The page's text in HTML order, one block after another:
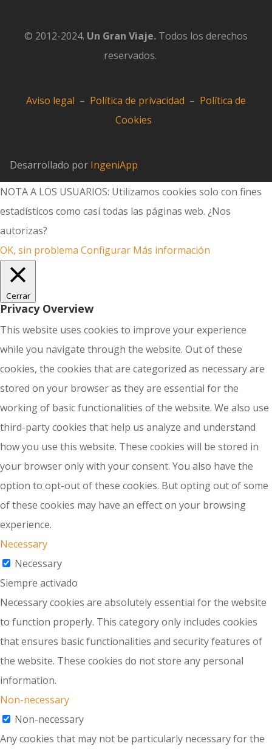
© 2012-2024. Un Gran Viaje. Todos los derechos
reservados.
Aviso legal – Política de privacidad – Política de
Cookies
Desarrollado por IngeniApp
NOTA A LOS USUARIOS: Utilizamos cookies solo con fines
estadísticos como casi todas las páginas web. ¿Nos
autorizas?
OK, sin problema Configurar Más información
Cerrar
Privacy Overview
This website uses cookies to improve your experience
while you navigate through the website. Out of these
cookies, the cookies that are categorized as necessary are
stored on your browser as they are essential for the
working of basic functionalities of the website. We also use
third-party cookies that help us analyze and understand
how you use this website. These cookies will be stored in
your browser only with your consent. You also have the
option to opt-out of these cookies. But opting out of some
of these cookies may have an effect on your browsing
experience.
Necessary
Necessary
Siempre activado
Necessary cookies are absolutely essential for the website
to function properly. This category only includes cookies
that ensures basic functionalities and security features of
the website. These cookies do not store any personal
information.
Non-necessary
Non-necessary
Any cookies that may not be particularly necessary for the